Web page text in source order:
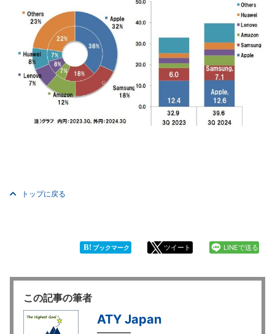
トップに戻る
B! ブックマーク ツイート LINEで送る
この記事の筆者
ATY Japan